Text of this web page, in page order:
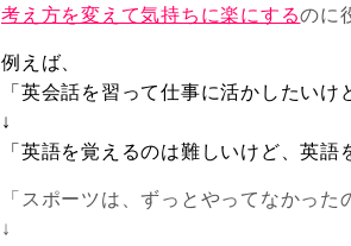
考え方を変えて気持ちに楽にするのに
例えば、
「英会話を習って仕事に活かしたい
↓
「英語を覚えるのは難しいけど、英
「スポーツは、ずっとやってなかった
↓